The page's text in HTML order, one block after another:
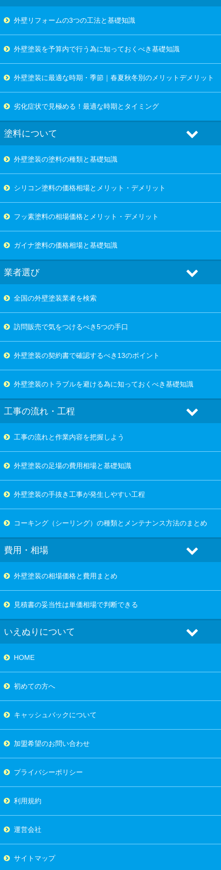
外壁リフォームの3つの工法と基礎知識
外壁塗装を予算内で行う為に知っておくべき基礎知識
外壁塗装に最適な時期・季節｜春夏秋冬別のメリットデメリット
劣化症状で見極める！最適な時期とタイミング
塗料について
外壁塗装の塗料の種類と基礎知識
シリコン塗料の価格相場とメリット・デメリット
フッ素塗料の相場価格とメリット・デメリット
ガイナ塗料の価格相場と基礎知識
業者選び
全国の外壁塗装業者を検索
訪問販売で気をつけるべき5つの手口
外壁塗装の契約書で確認するべき13のポイント
外壁塗装のトラブルを避ける為に知っておくべき基礎知識
工事の流れ・工程
工事の流れと作業内容を把握しよう
外壁塗装の足場の費用相場と基礎知識
外壁塗装の手抜き工事が発生しやすい工程
コーキング（シーリング）の種類とメンテナンス方法のまとめ
費用・相場
外壁塗装の相場価格と費用まとめ
見積書の妥当性は単価相場で判断できる
いえぬりについて
HOME
初めての方へ
キャッシュバックについて
加盟希望のお問い合わせ
プライバシーポリシー
利用規約
運営会社
サイトマップ